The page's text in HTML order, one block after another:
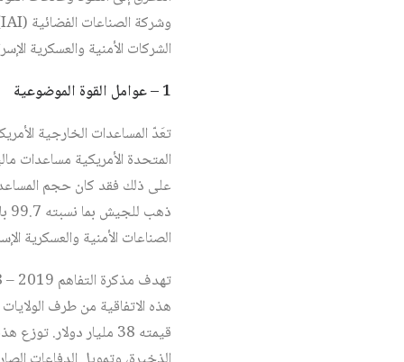
الشركات الأمنية والعسكرية
1 – عوامل القوة الموضوعية
تعَدّ المساعدات الخارجية
المتحدة الأمريكية مساعدات
ذهب للجيش بما نسبته 99.7 بالمئة
الصناعات الأمنية والعسكرية
هذه الاتفاقية من طرف الولايات
قيمته 38 مليار